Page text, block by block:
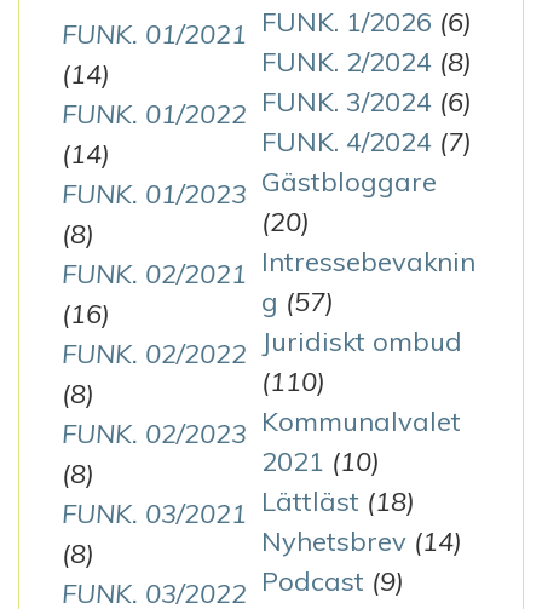
FUNK. 01/2021
(14)
FUNK. 01/2022
(14)
FUNK. 01/2023
(8)
FUNK. 02/2021
(16)
FUNK. 02/2022
(8)
FUNK. 02/2023
(8)
FUNK. 03/2021
(8)
FUNK. 03/2022
FUNK. 1/2026 (6)
FUNK. 2/2024 (8)
FUNK. 3/2024 (6)
FUNK. 4/2024 (7)
Gästbloggare
(20)
Intressebevaknin
g (57)
Juridiskt ombud
(110)
Kommunalvalet
2021 (10)
Lättläst (18)
Nyhetsbrev (14)
Podcast (9)